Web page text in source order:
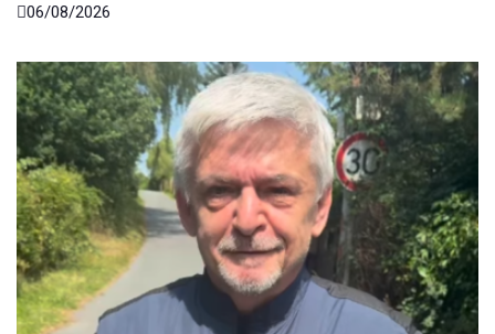
06/08/2026